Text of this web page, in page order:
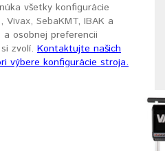
všetky konfigurácie
, Vivax, SebaKMT, IBAK a
osobnej preferencii
zvolí. Kontaktujte našich
výbere konfigurácie stroja.